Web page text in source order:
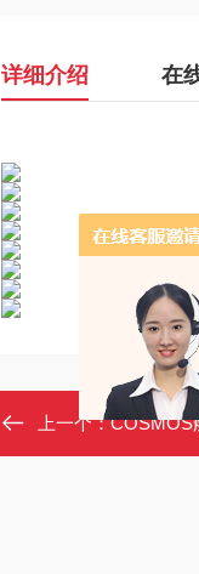
详细介绍 在
上一个：COSMOS船